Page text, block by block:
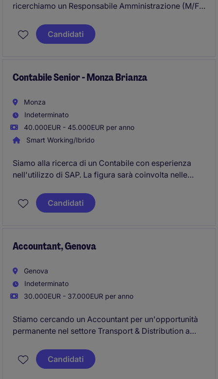
ricerchiamo un Responsabile Amministrazione (M/F).
gestione amministrativa, contabile e fiscale,
affiancando attività operative a compiti di
Candidati
Contabile Senior - Monza Brianza
Monza
Indeterminato
40.000EUR - 45.000EUR per anno
Smart Working/Ibrido
Siamo alla ricerca di un Contabile con esperienza
nell'utilizzo di SAP. La figura sarà coinvolta nelle
dipartimento finance. Inserimento in un contesto
organizzato e in continua evoluzione.
Candidati
Accountant, Genova
Genova
Indeterminato
30.000EUR - 37.000EUR per anno
Stiamo cercando un Accountant per un'opportunità
permanente nel settore Transport & Distribution a
contabili, garantendo precisione e conformità alle
normative vigenti.
Candidati